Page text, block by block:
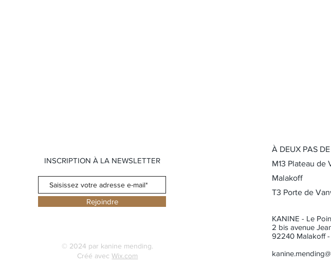
INSCRIPTION À LA NEWSLETTER
Rejoindre
© 2024 par kanine mending.
Créé avecWix.com
À DEUX PAS
M13 Plateau de
Malakoff
T3 Porte de
KANINE - Le
2 bis avenue
92240 Malakoff -